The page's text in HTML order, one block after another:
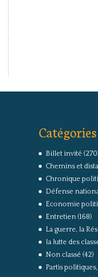
Catégories
Billet invité
Chemins et
Chronique
Défense
Economie
Entretien(168)
La guerre, la
la lutte des
Non classé (42)
Partis